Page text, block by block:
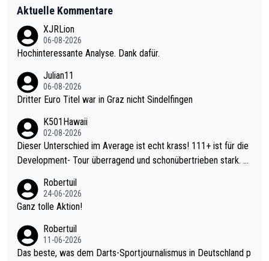
Aktuelle Kommentare
XJRLion
06-08-2026
Hochinteressante Analyse. Dank dafür.
Julian11
06-08-2026
Dritter Euro Titel war in Graz nicht Sindelfingen
K501Hawaii
02-08-2026
Dieser Unterschied im Average ist echt krass! 111+ ist für die
Development- Tour überragend und schonübertrieben stark. U
mal 40+ erst recht. Da gewinnst keinen Blumentopf - ist ja noc
h krasser wie ein Pokalspiel eines Kreisligisten vs einem Bund
Robertuil
24-06-2026
Ganz tolle Aktion!
Robertuil
11-06-2026
Das beste, was dem Darts-Sportjournalismus in Deutschland p